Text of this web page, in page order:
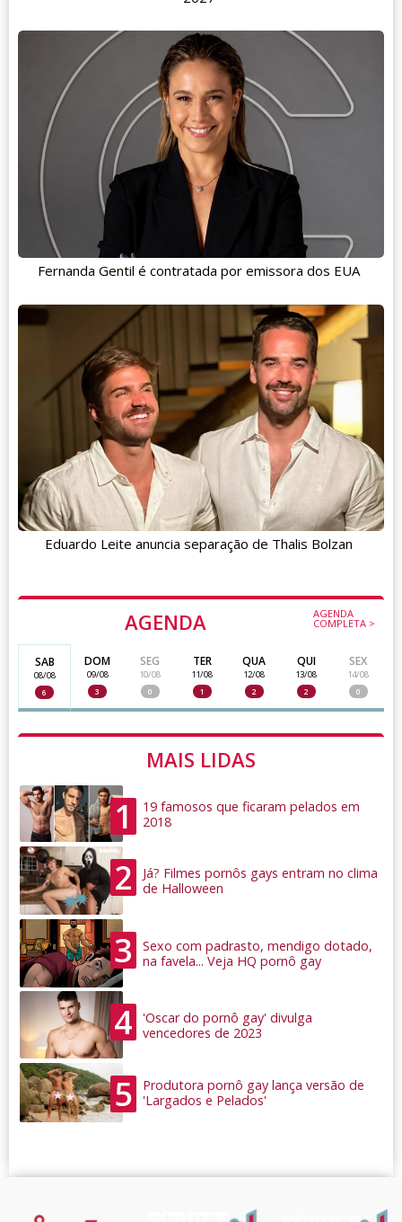
AGENDA AGENDA
COMPLETA >
SAB
08/08
6
DOM
09/08
3
SEG
10/08
0
TER
11/08
1
QUA
12/08
2
QUI
13/08
2
SEX
14/08
0
MAIS LIDAS
1
19 famosos que ficaram pelados em
2018
2
Já? Filmes pornôs gays entram no clima
de Halloween
3
Sexo com padrasto, mendigo dotado,
na favela... Veja HQ pornô gay
4
'Oscar do pornô gay' divulga
vencedores de 2023
5
Produtora pornô gay lança versão de
'Largados e Pelados'
Fernanda Gentil é contratada por emissora dos EUA
Eduardo Leite anuncia separação de Thalis Bolzan